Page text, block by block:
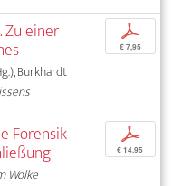
einer
Burkhardt
p
€ 7,95
Forensik
Wolke
p
€ 14,95